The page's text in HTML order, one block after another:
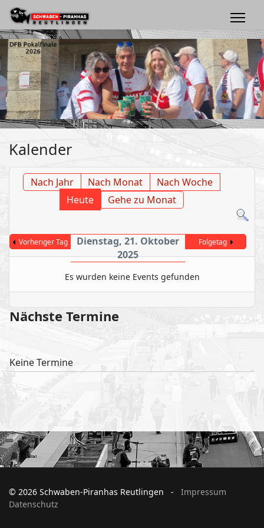
Kalender
Nach Jahr Nach Monat
Nach Woche
Heute
Gehe zu Monat
Vorheriger Tag
Dienstag, 21. Oktober
2025
Folgetag
Es wurden keine Events gefunden
Nächste Termine
Keine Termine
© 2026 Schwaben-Piranhas Reutlingen - Impressum
Datenschutz